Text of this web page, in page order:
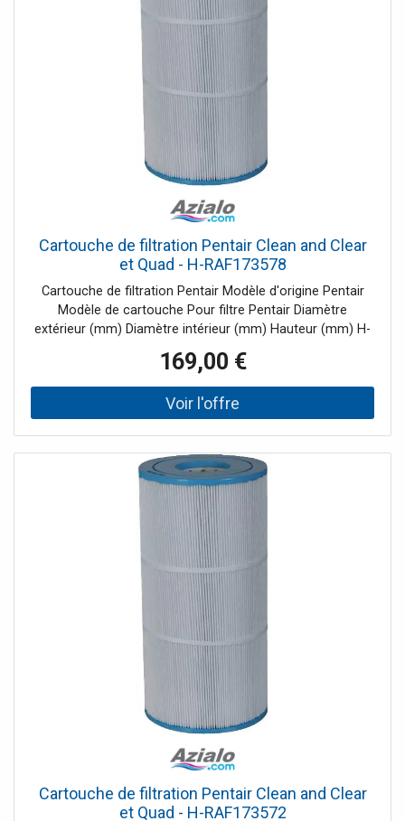
Cartouche de filtration Pentair Clean and Clear
et Quad - H-RAF173578
Cartouche de filtration Pentair Modèle d'origine Pentair
Modèle de cartouche Pour filtre Pentair Diamètre
extérieur (mm) Diamètre intérieur (mm) Hauteur (mm) H-
CCP27 178 76 358 H-RAF173573 H-16-0340 - CCP29 178
76 508 H-RAF173576 H-16-0301 - CCP3
169,00 €
Cartouche de filtration Pentair Clean and Clear
et Quad - H-RAF173572